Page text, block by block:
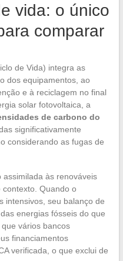
vida: o único
comparar
de Vida) integra as
dos equipamentos, ao
e à reciclagem no final
solar fotovoltaica, a
de carbono do
significativamente
considerando as fugas de
às renováveis
Quando o
intensivos, seu balanço de
energias fósseis do que
vários bancos
financiamentos
verificada, o que exclui de